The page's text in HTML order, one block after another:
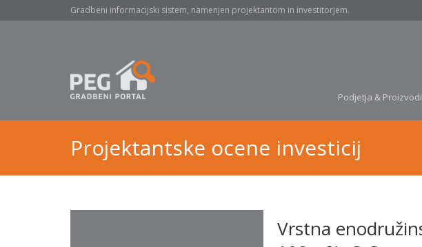
Gradbeni informacijski sistem, namenjen projektantom in investitorjem.
Podjetja & Proizvodi
Projektantske ocene investicij
Vrstna